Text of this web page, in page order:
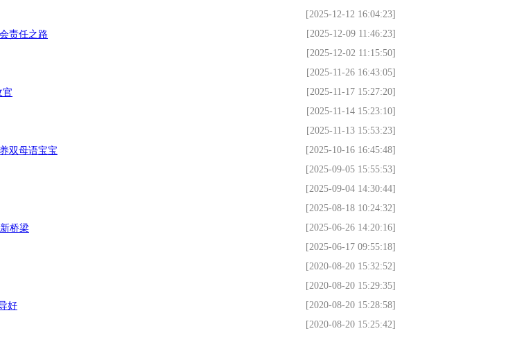
[2025-12-12 16:04:23]
责任之路
[2025-12-09 11:46:23]
[2025-12-02 11:15:50]
[2025-11-26 16:43:05]
官
[2025-11-17 15:27:20]
[2025-11-14 15:23:10]
[2025-11-13 15:53:23]
双母语宝宝
[2025-10-16 16:45:48]
[2025-09-05 15:55:53]
[2025-09-04 14:30:44]
[2025-08-18 10:24:32]
桥梁
[2025-06-26 14:20:16]
[2025-06-17 09:55:18]
[2020-08-20 15:32:52]
[2020-08-20 15:29:35]
好
[2020-08-20 15:28:58]
[2020-08-20 15:25:42]